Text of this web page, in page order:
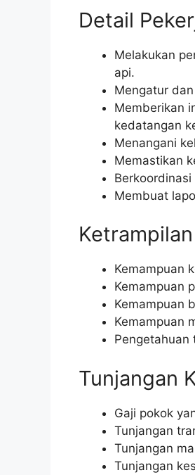
Detail
Melakukan
api.
Mengatur
Memberikan
kedatangan
Menangani
Memastikan
Membuat
Kemampuan
Kemampuan
Kemampuan
Kemampuan
Pengetahuan
Tunjangan
Gaji pokok
Tunjangan
Tunjangan
Tunjangan